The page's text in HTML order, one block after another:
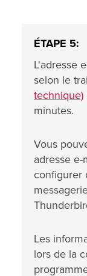
ÉTAPE 5:
L'adresse
selon le
technique)
minutes.
Vous
adresse
configurer
Les
lors de la